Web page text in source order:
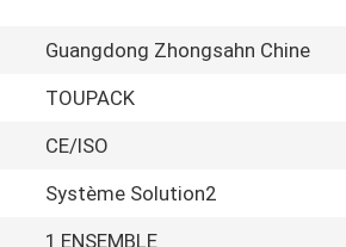
Guangdong Zhongsahn Chine
TOUPACK
CE/ISO
Système Solution2
1 ENSEMBLE